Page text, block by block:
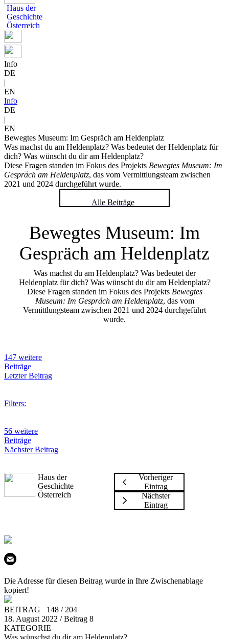
Haus der
Geschichte
Österreich
Info
DE
|
EN
Info
DE
|
EN
Bewegtes Museum: Im Gespräch am Heldenplatz
Was machst du am Heldenplatz? Was bedeutet der Heldenplatz für
dich? Was wünscht du dir am Heldenplatz?
Diese Fragen standen im Fokus des Projekts Bewegtes Museum: Im
Gespräch am Heldenplatz, das vom Vermittlungsteam zwischen
2021 und 2024 durchgeführt wurde.
Alle Beiträge
Bewegtes Museum: Im
Gespräch am Heldenplatz
Was machst du am Heldenplatz? Was bedeutet der
Heldenplatz für dich? Was wünscht du dir am Heldenplatz?
Diese Fragen standen im Fokus des Projekts Bewegtes
Museum: Im Gespräch am Heldenplatz, das vom
Vermittlungsteam zwischen 2021 und 2024 durchgeführt
wurde.
147 weitere
Beiträge
Letzter Beitrag
Filters:
56 weitere
Beiträge
Nächster Beitrag
Haus der
Geschichte
Österreich
Vorheriger
Eintrag
Nächster
Eintrag
Die Adresse für diesen Beitrag wurde in Ihre Zwischenablage
kopiert!
BEITRAG 148 / 204
18. August 2022 / Beitrag 8
KATEGORIE
Was wünschst du dir am Heldenplatz?